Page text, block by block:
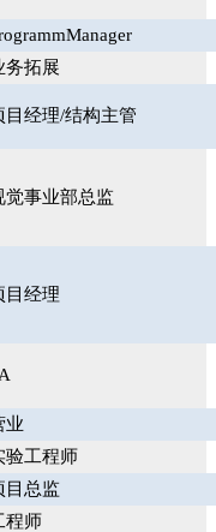
务拓展
目经理/结构主管
觉事业部总监
目经理
业
验工程师
目总监
程师